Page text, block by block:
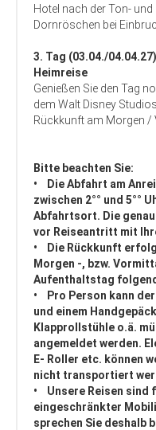
Hotel nach der Ton-
Dornröschen bei
3. Tag (03.04./
Heimreise
Genießen Sie den Tag
dem Walt Disney
Rückkunft am Morgen /
Bitte beachten Sie:
• Die Abfahrt am
zwischen 2°° und 5°°
Abfahrtsort. Die
vor Reiseantritt mit
• Die Rückkunft
Morgen -, bzw.
Aufenthaltstag
• Pro Person kann
und einem
Klapprollstühle o.ä.
angemeldet werden.
E- Roller etc. können
nicht transportiert
• Unsere Reisen sind
eingeschränkter
sprechen Sie deshalb